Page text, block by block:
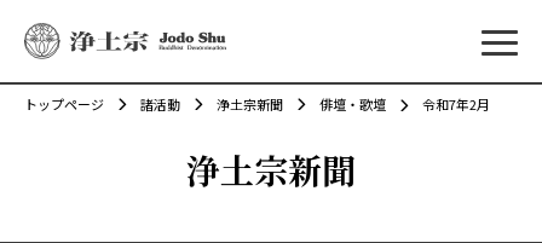
メ
浄土宗新聞
トップページ 諸活動 浄土宗新聞 俳壇・歌壇 令和7年2月